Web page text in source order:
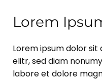
Lorem
Lorem ipsum dolor
elitr, sed diam
labore et dolore